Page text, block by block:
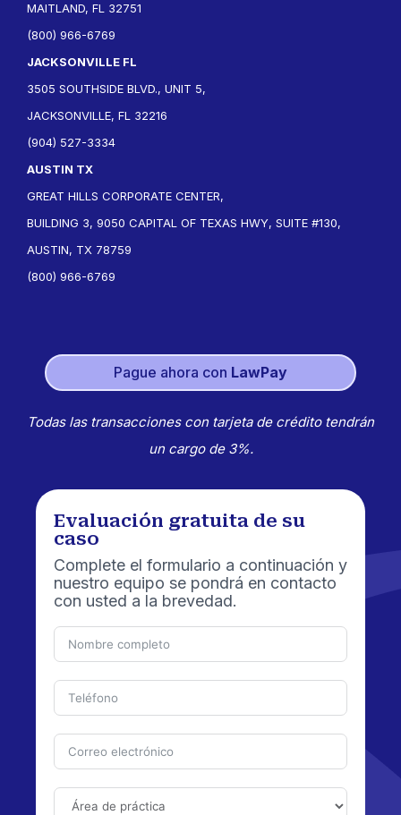
MAITLAND, FL 32751
(800) 966-6769
JACKSONVILLE FL
3505 SOUTHSIDE BLVD., UNIT 5,
JACKSONVILLE, FL 32216
(904) 527-3334
AUSTIN TX
GREAT HILLS CORPORATE CENTER,
BUILDING 3, 9050 CAPITAL OF TEXAS HWY, SUITE #130,
AUSTIN, TX 78759
(800) 966-6769
Pague ahora con LawPay
Todas las transacciones con tarjeta de crédito tendrán
un cargo de 3%.
Evaluación gratuita de su
caso
Complete el formulario a continuación y
nuestro equipo se pondrá en contacto
con usted a la brevedad.